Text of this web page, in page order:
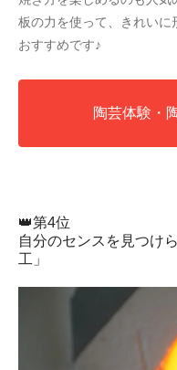
板の力を使って、きれいに
おすすめです♪
陶芸体験・
👑第4位
自分のセンスを見つけ
工」